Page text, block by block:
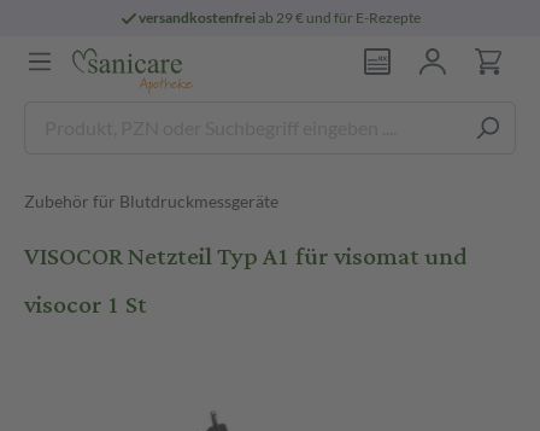
versandkostenfreiab 29 € und für E-Rezepte
Zubehör für Blutdruckmessgeräte
VISOCOR Netzteil Typ A1 für visomat und
visocor 1 St